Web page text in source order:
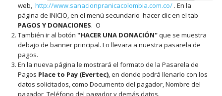
web, http://www.sanacionpranicacolombia.com.co/. En la
página de INICIO, en el menú secundario hacer clic en el tab
PAGOS Y DONACIONES. O
También ir al botón "HACER UNA DONACIÓN"que se muestra
debajo de banner principal. Lo llevara a nuestra pasarela de
pagos.
En la nueva página le mostrará el formato de la Pasarela de
Pagos Place to Pay (Evertec), en donde podrá llenarlo con los
datos solicitados, como Documento del pagador, Nombre del
pagador, Teléfono del pagador y demás datos.